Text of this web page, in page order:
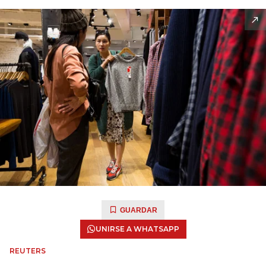
GUARDAR
UNIRSE A WHATSAPP
REUTERS